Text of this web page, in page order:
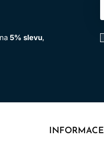
5% slevu,
INFORMACE